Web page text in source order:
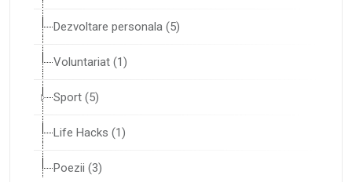
Dezvoltare personala (5)
Voluntariat (1)
Sport (5)
Life Hacks (1)
Poezii (3)